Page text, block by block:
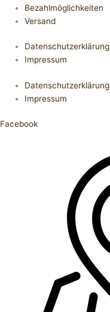
Bezahlmöglichkeiten
Versand
Datenschutzerklärung
Impressum
Datenschutzerklärung
Impressum
Facebook